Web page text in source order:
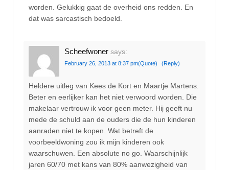
worden. Gelukkig gaat de overheid ons redden. En
dat was sarcastisch bedoeld.
Scheefwoner says:
February 26, 2013 at 8:37 pm(Quote) (Reply)
Heldere uitleg van Kees de Kort en Maartje Martens.
Beter en eerlijker kan het niet verwoord worden. Die
makelaar vertrouw ik voor geen meter. Hij geeft nu
mede de schuld aan de ouders die de hun kinderen
aanraden niet te kopen. Wat betreft de
voorbeeldwoning zou ik mijn kinderen ook
waarschuwen. Een absolute no go. Waarschijnlijk
jaren 60/70 met kans van 80% aanwezigheid van